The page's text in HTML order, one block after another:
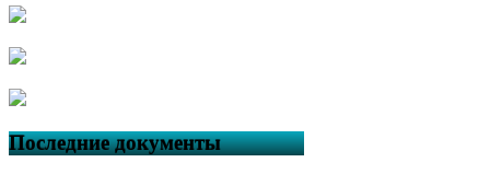
Последние документы